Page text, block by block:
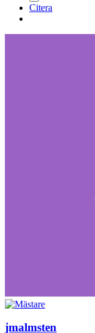
Citera
jmalmsten